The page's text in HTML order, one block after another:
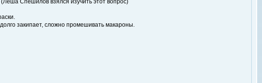
Спешилов взялся изучить этот вопрос)
закипает, сложно промешивать макароны.